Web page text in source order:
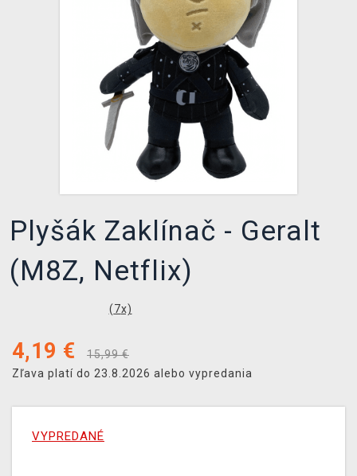
Plyšák Zaklínač - Geralt
(M8Z, Netflix)
(7x)
4,19 €
15,99 €
Zľava platí do 23.8.2026 alebo vypredania
VYPREDANÉ